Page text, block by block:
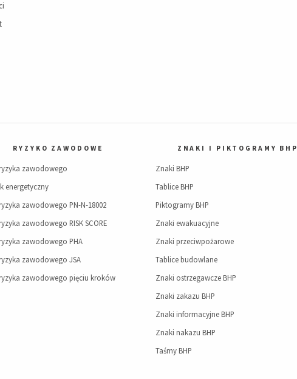
RYZYKO ZAWODOWE
zawodowego
energetyczny
zawodowego PN-N-18002
zawodowego RISK SCORE
zawodowego PHA
zawodowego JSA
zawodowego pięciu kroków
ZNAKI I PIKTOGRAMY BHP
Znaki BHP
Tablice BHP
Piktogramy BHP
Znaki ewakuacyjne
Znaki przeciwpożarowe
Tablice budowlane
Znaki ostrzegawcze BHP
Znaki zakazu BHP
Znaki informacyjne BHP
Znaki nakazu BHP
Taśmy BHP